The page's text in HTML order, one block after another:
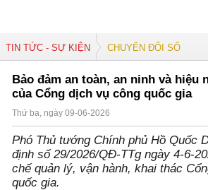
TIN TỨC - SỰ KIỆN CHUYỂN ĐỔI SỐ
Bảo đảm an toàn, an ninh và hiệu
của Cổng dịch vụ công quốc gia
Thứ ba, ngày 09-06-2026
Phó Thủ tướng Chính phủ Hồ Quốc
định số 29/2026/QĐ-TTg ngày 4-6-
chế quản lý, vận hành, khai thác
quốc gia.